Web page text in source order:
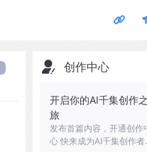
创作中心
开启你的AI千集创作之
旅
发布首篇内容，开通创作
心 快来成为AI千集创作者